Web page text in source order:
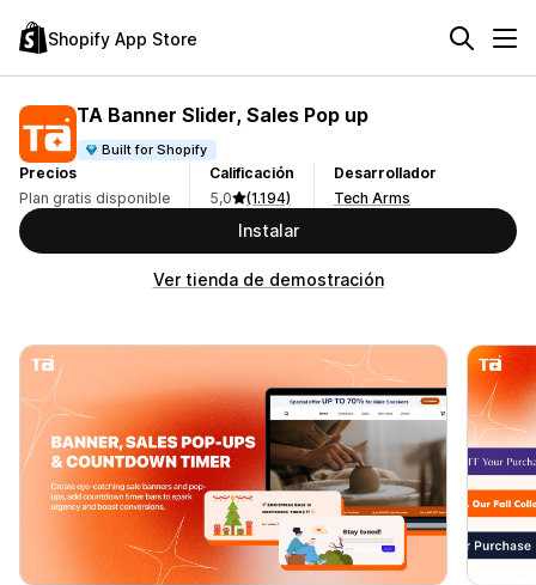
Shopify App Store
TA Banner Slider, Sales Pop up
Built for Shopify
Precios
Plan gratis disponible
Calificación
5,0
(1.194)
Desarrollador
Tech Arms
Instalar
Ver tienda de demostración